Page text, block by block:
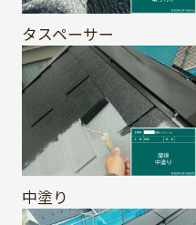
タスペーサー
中塗り